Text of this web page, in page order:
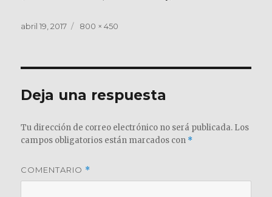
Publicado
abril 19, 2017
Tamaño
800 × 450
Deja una respuesta
Tu dirección de correo electrónico no será publicada. Los
campos obligatorios están marcados con *
COMENTARIO *